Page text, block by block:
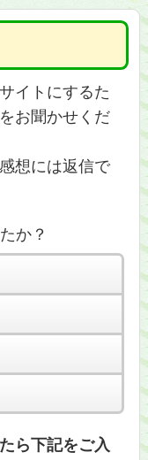
イトにするた
お聞かせくだ
想には返信で
か？
ら下記をご入